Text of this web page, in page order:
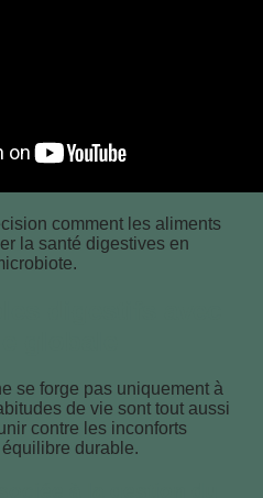
comment les aliments
la santé digestives en
se forge pas uniquement à
de vie sont tout aussi
contre les inconforts
durable.